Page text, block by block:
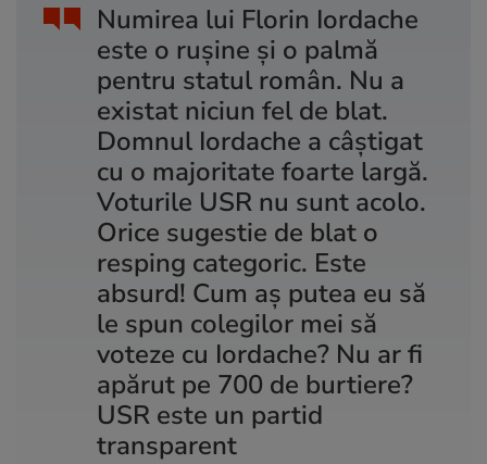
Numirea lui Florin Iordache
este o ruşine şi o palmă
pentru statul român. Nu a
existat niciun fel de blat.
Domnul Iordache a câștigat
cu o majoritate foarte largă.
Voturile USR nu sunt acolo.
Orice sugestie de blat o
resping categoric. Este
absurd! Cum aş putea eu să
le spun colegilor mei să
voteze cu Iordache? Nu ar fi
apărut pe 700 de burtiere?
USR este un partid
transparent